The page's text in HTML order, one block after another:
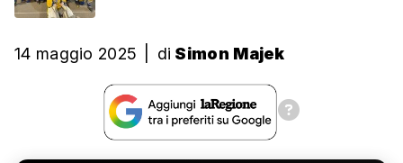
14 maggio 2025 di Simon Majek